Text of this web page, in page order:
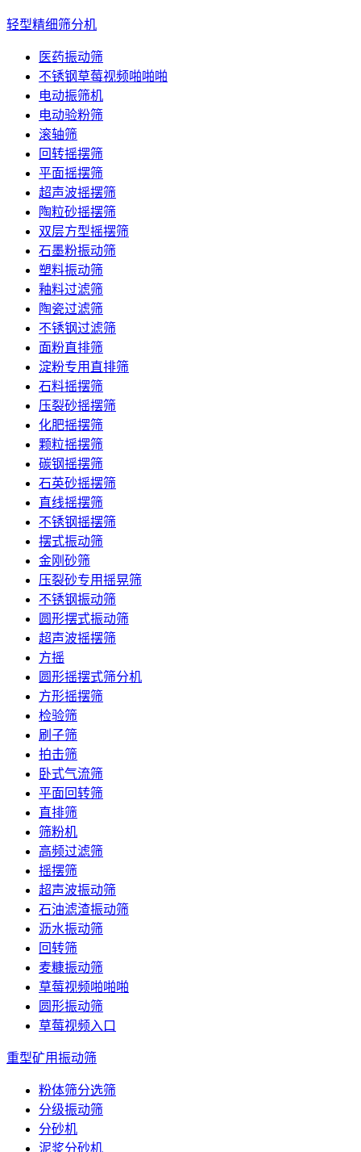
轻型精细筛分机
医药振动筛
不锈钢草莓视频啪啪啪
电动振筛机
电动验粉筛
滚轴筛
回转摇摆筛
平面摇摆筛
超声波摇摆筛
陶粒砂摇摆筛
双层方型摇摆筛
石墨粉振动筛
塑料振动筛
釉料过滤筛
陶瓷过滤筛
不锈钢过滤筛
面粉直排筛
淀粉专用直排筛
石料摇摆筛
压裂砂摇摆筛
化肥摇摆筛
颗粒摇摆筛
碳钢摇摆筛
石英砂摇摆筛
直线摇摆筛
不锈钢摇摆筛
摆式振动筛
金刚砂筛
压裂砂专用摇晃筛
不锈钢振动筛
圆形摆式振动筛
超声波摇摆筛
方摇
圆形摇摆式筛分机
方形摇摆筛
检验筛
刷子筛
拍击筛
卧式气流筛
平面回转筛
直排筛
筛粉机
高频过滤筛
摇摆筛
超声波振动筛
石油滤渣振动筛
沥水振动筛
回转筛
麦糠振动筛
草莓视频啪啪啪
圆形振动筛
草莓视频入口
重型矿用振动筛
粉体筛分选筛
分级振动筛
分砂机
泥浆分砂机